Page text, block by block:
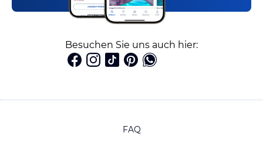
Besuchen Sie uns auch hier:
FAQ